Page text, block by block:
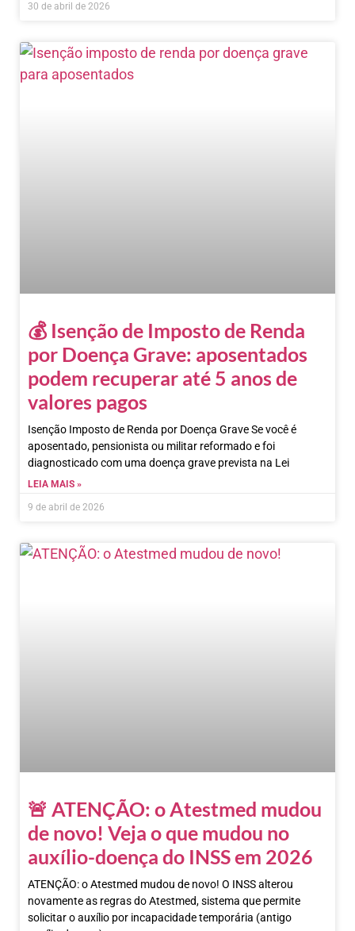
30 de abril de 2026
💰 Isenção de Imposto de Renda
por Doença Grave: aposentados
podem recuperar até 5 anos de
valores pagos
Isenção Imposto de Renda por Doença Grave Se você é
aposentado, pensionista ou militar reformado e foi
diagnosticado com uma doença grave prevista na Lei
LEIA MAIS »
9 de abril de 2026
🚨 ATENÇÃO: o Atestmed mudou
de novo! Veja o que mudou no
auxílio-doença do INSS em 2026
ATENÇÃO: o Atestmed mudou de novo! O INSS alterou
novamente as regras do Atestmed, sistema que permite
solicitar o auxílio por incapacidade temporária (antigo